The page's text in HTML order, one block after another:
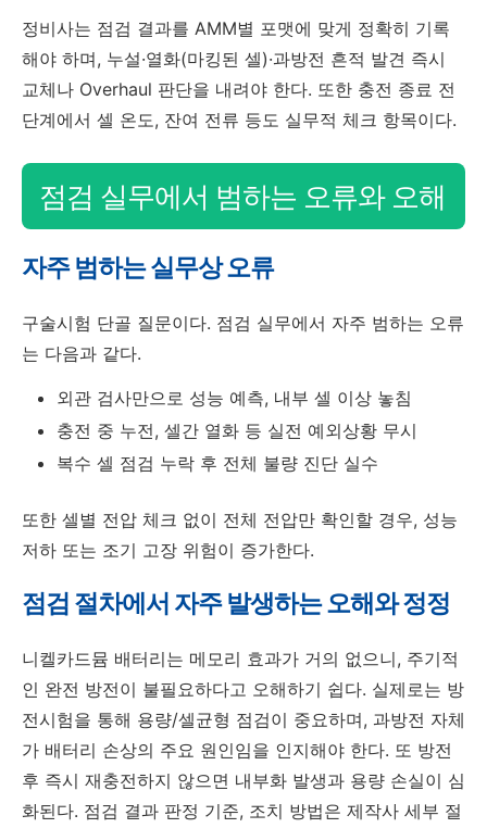
정비사는 점검 결과를 AMM별 포맷에 맞게 정확히 기록
해야 하며, 누설·열화(마킹된 셀)·과방전 흔적 발견 즉시
교체나 Overhaul 판단을 내려야 한다. 또한 충전 종료 전
단계에서 셀 온도, 잔여 전류 등도 실무적 체크 항목이다.
점검 실무에서 범하는 오류와 오해
자주 범하는 실무상 오류
구술시험 단골 질문이다. 점검 실무에서 자주 범하는 오류
는 다음과 같다.
외관 검사만으로 성능 예측, 내부 셀 이상 놓침
충전 중 누전, 셀간 열화 등 실전 예외상황 무시
복수 셀 점검 누락 후 전체 불량 진단 실수
또한 셀별 전압 체크 없이 전체 전압만 확인할 경우, 성능
저하 또는 조기 고장 위험이 증가한다.
점검 절차에서 자주 발생하는 오해와 정정
니켈카드뮴 배터리는 메모리 효과가 거의 없으니, 주기적
인 완전 방전이 불필요하다고 오해하기 쉽다. 실제로는 방
전시험을 통해 용량/셀균형 점검이 중요하며, 과방전 자체
가 배터리 손상의 주요 원인임을 인지해야 한다. 또 방전
후 즉시 재충전하지 않으면 내부화 발생과 용량 손실이 심
화된다. 점검 결과 판정 기준, 조치 방법은 제작사 세부 절